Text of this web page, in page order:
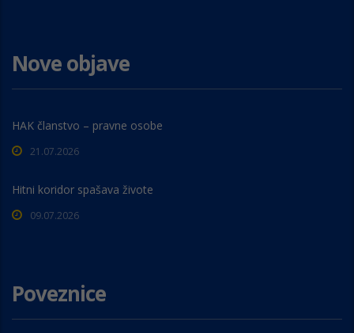
Nove objave
HAK članstvo – pravne osobe
21.07.2026
Hitni koridor spašava živote
09.07.2026
Poveznice